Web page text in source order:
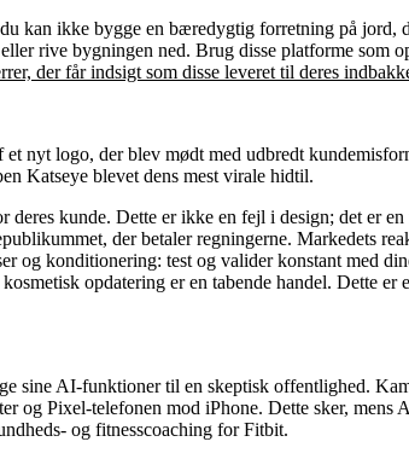
kan ikke bygge en bæredygtig forretning på jord,
rive bygningen ned. Brug disse platforme som
der får indsigt som disse leveret til deres
nyt logo, der blev mødt med udbredt
Katseye blevet dens mest virale hidtil.
kunde. Dette er ikke en fejl i design; det er
der betaler regningerne. Markedets
og konditionering: test og valider konstant med
opdatering er en tabende handel. Dette er
sine AI-funktioner til en skeptisk offentlighed.
og Pixel-telefonen mod iPhone. Dette sker,
og fitnesscoaching for Fitbit.